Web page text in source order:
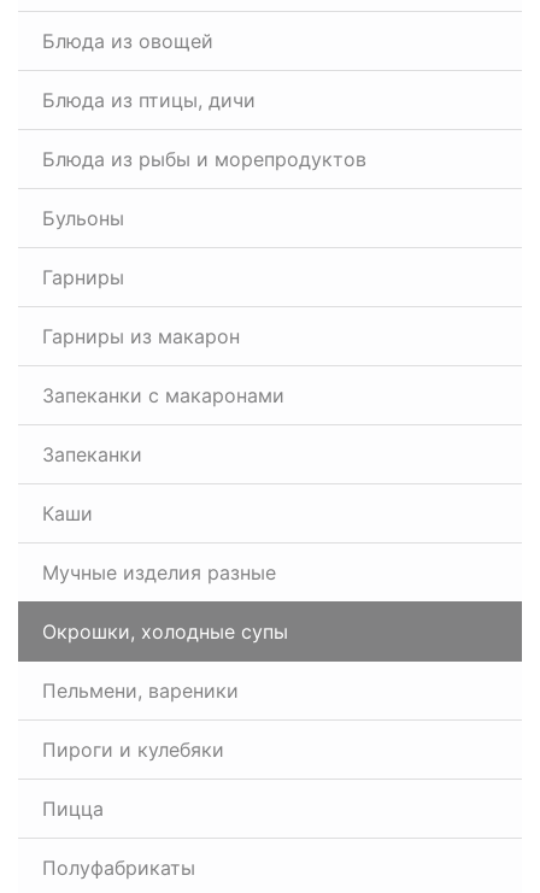
Блюда из овощей
Блюда из птицы, дичи
Блюда из рыбы и морепродуктов
Бульоны
Гарниры
Гарниры из макарон
Запеканки с макаронами
Запеканки
Каши
Мучные изделия разные
Окрошки, холодные супы
Пельмени, вареники
Пироги и кулебяки
Пицца
Полуфабрикаты